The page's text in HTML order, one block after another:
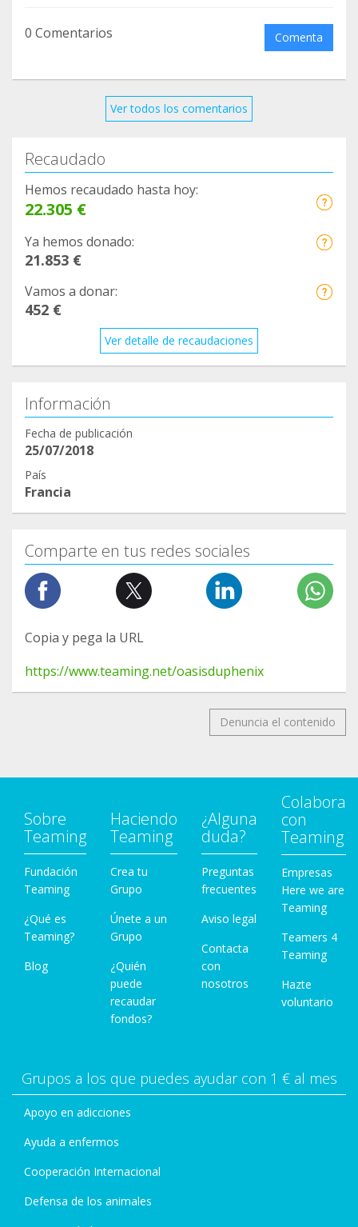
0 Comentarios Comenta
Ver todos los comentarios
Recaudado
Hemos recaudado hasta hoy:
22.305 €
Ya hemos donado:
21.853 €
Vamos a donar:
452 €
Ver detalle de recaudaciones
Información
Fecha de publicación
25/07/2018
País
Francia
Comparte en tus redes sociales
Copia y pega la URL
https://www.teaming.net/oasisduphenix
Denuncia el contenido
Sobre
Teaming
Fundación
Teaming
¿Qué es
Teaming?
Blog
Haciendo
Teaming
Crea tu
Grupo
Únete a un
Grupo
¿Quién
puede
recaudar
fondos?
¿Alguna
duda?
Preguntas
frecuentes
Aviso legal
Contacta
con
nosotros
Colabora
con
Teaming
Empresas
Here we are
Teaming
Teamers 4
Teaming
Hazte
voluntario
Grupos a los que puedes ayudar con 1 € al mes
Apoyo en adicciones
Ayuda a enfermos
Cooperación Internacional
Defensa de los animales